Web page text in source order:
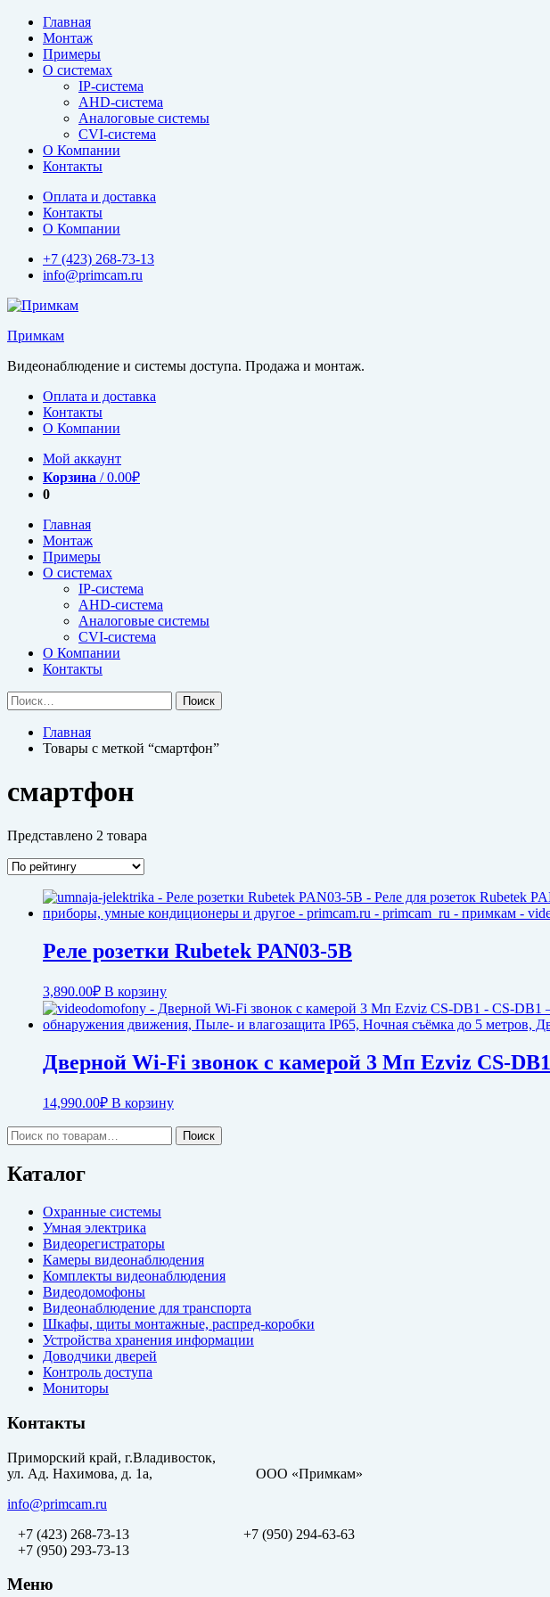
Перейти
содержимому
Главная
Монтаж
Примеры
О системах
IP-система
AHD-система
Аналоговые системы
CVI-система
О Компании
Контакты
Оплата и доставка
Контакты
О Компании
+7 (423) 268-73-13
info@primcam.ru
Примкам
Видеонаблюдение и системы доступа. Продажа и монтаж.
Оплата и доставка
Контакты
О Компании
Мой аккаунт
Корзина /0.00₽
0
Главная
Монтаж
Примеры
О системах
IP-система
AHD-система
Аналоговые системы
CVI-система
О Компании
Контакты
Найти:
Главная
Товары с меткой “смартфон”
смартфон
Представлено 2 товара
Реле розетки Rubetek PAN03-5B
3,890.00₽ В корзину
Дверной Wi-Fi звонок с камерой 3 Мп Ezviz CS-DB1
14,990.00₽ В корзину
Искать:
Поиск
Каталог
Охранные системы
Умная электрика
Видеорегистраторы
Камеры видеонаблюдения
Комплекты видеонаблюдения
Видеодомофоны
Видеонаблюдение для транспорта
Шкафы, щиты монтажные, распред-коробки
Устройства хранения информации
Доводчики дверей
Контроль доступа
Мониторы
Контакты
Приморский край, г.Владивосток,
ул. Ад. Нахимова, д. 1а, ООО «Примкам»
info@primcam.ru
+7 (423) 268-73-13
+7 (950) 294-63-63
+7 (950) 293-73-13
Меню